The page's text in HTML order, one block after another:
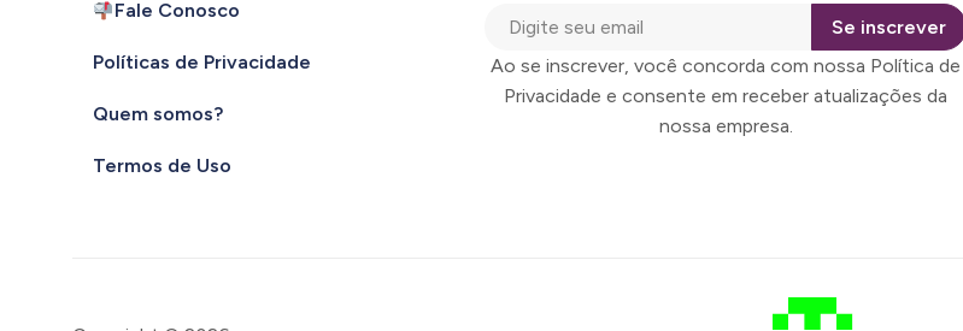
Fale Conosco
Políticas de Privacidade
Quem somos?
Termos de Uso
Se inscrever
Ao se inscrever, você concorda com nossa Política de
Privacidade e consente em receber atualizações da
nossa empresa.